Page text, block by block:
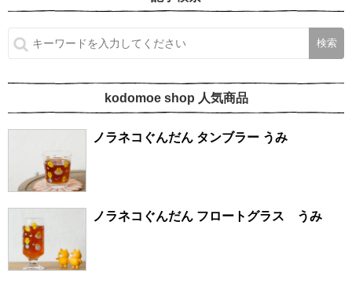
kodomoe shop 人気商品
ノラネコぐんだん タンブラー うみ
ノラネコぐんだん フロートグラス うみ